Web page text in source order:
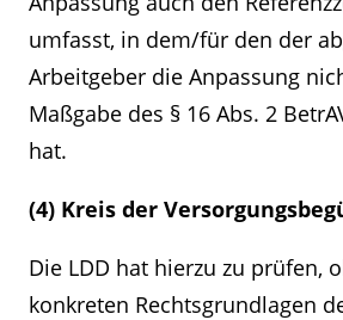
umfasst, in dem/für den der
Arbeitgeber die Anpassung
Maßgabe des § 16 Abs. 2
hat.
(4) Kreis der
Die LDD hat hierzu zu prüfen,
konkreten Rechtsgrundlagen